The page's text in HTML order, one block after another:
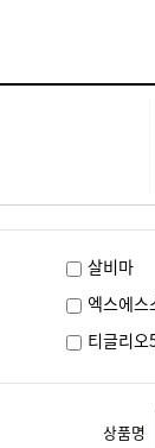
살비마
엑스에스
티글리오
상품명